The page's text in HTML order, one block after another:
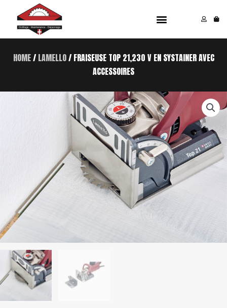
contenu
Menu
HOME/LAMELLO/ FRAISEUSE TOP 21,230 V EN SYSTAINER AVEC
ACCESSOIRES